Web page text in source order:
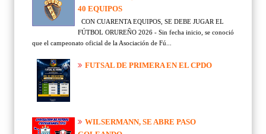
40 EQUIPOS
CON CUARENTA EQUIPOS, SE DEBE JUGAR EL
FÚTBOL ORUREÑO 2026 - Sin fecha inicio, se conoció
que el campeonato oficial de la Asociación de Fú...
FUTSAL DE PRIMERA EN EL CPDO
WILSERMANN, SE ABRE PASO